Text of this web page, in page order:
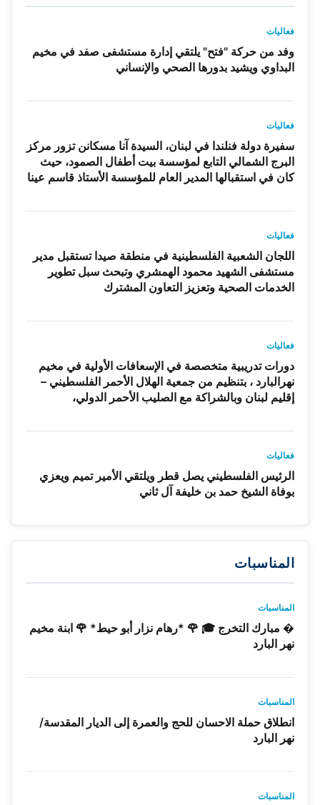
فعاليات
وفد من حركة "فتح" يلتقي إدارة مستشفى صفد في مخيم
البداوي ويشيد بدورها الصحي والإنساني
فعاليات
سفيرة دولة فنلندا في لبنان، السيدة آنا مسكانن تزور مركز
البرج الشمالي التابع لمؤسسة بيت أطفال الصمود، حيث
كان في استقبالها المدير العام للمؤسسة الأستاذ قاسم عينا
فعاليات
اللجان الشعبية الفلسطينية في منطقة صيدا تستقبل مدير
مستشفى الشهيد محمود الهمشري وتبحث سبل تطوير
الخدمات الصحية وتعزيز التعاون المشترك
فعاليات
دورات تدريبية متخصصة في الإسعافات الأولية في مخيم
نهرالبارد ، بتنظيم من جمعية الهلال الأحمر الفلسطيني –
إقليم لبنان وبالشراكة مع الصليب الأحمر الدولي،
فعاليات
الرئيس الفلسطيني يصل قطر ويلتقي الأمير تميم ويعزي
بوفاة الشيخ حمد بن خليفة آل ثاني
المناسبات
المناسبات
� مبارك التخرج 🎓 🌹 *رهام نزار أبو حيط* 🌹 ابنة مخيم
نهر البارد
المناسبات
انطلاق حملة الاحسان للحج والعمرة إلى الديار المقدسة/
نهر البارد
المناسبات